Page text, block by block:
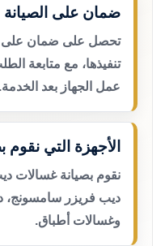
ضمان على الصيانة
تحصل على ضمان على
تنفيذها، مع متابعة
عمل الجهاز بعد الخدمة.
الأجهزة التي نقوم
نقوم بصيانة غسالات
ديب فريزر سامسونج،
وغسالات أطباق.